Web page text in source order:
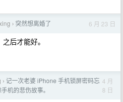
› 突然想离婚了 6 月 23 日
后才能好。
› 记一次老婆 iPhone 手机锁屏密码忘
机的悲伤故事。
4 月
8 日